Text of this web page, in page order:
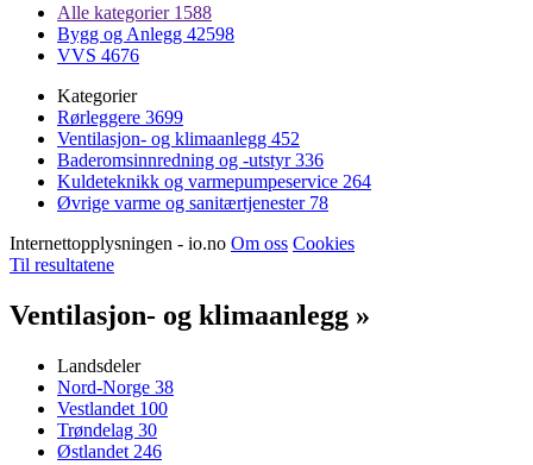
Alle kategorier 1588
Bygg og Anlegg 42598
VVS 4676
Kategorier
Rørleggere 3699
Ventilasjon- og klimaanlegg 452
Baderomsinnredning og -utstyr336
Kuldeteknikk og varmepumpeservice 264
Øvrige varme og sanitærtjenester 78
Internettopplysningen - io.no Om oss Cookies
Til resultatene
Ventilasjon- og klimaanlegg »
Landsdeler
Nord-Norge 38
Vestlandet 100
Trøndelag 30
Østlandet 246